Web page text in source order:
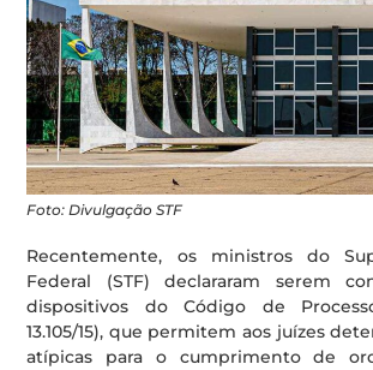
Foto: Divulgação STF
Recentemente, os ministros do
Federal (STF) declararam serem
dispositivos do Código de
13.105/15), que permitem aos juízes
atípicas para o cumprimento de